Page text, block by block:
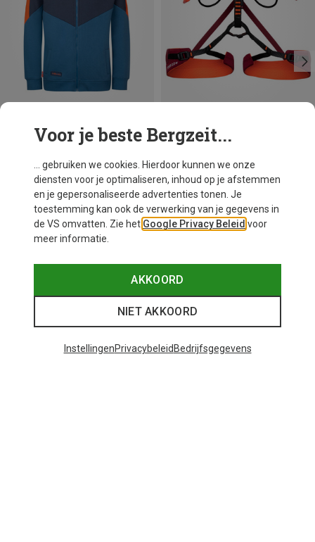
Je bespaart 17%
Voor je beste Bergzeit...
... gebruiken we cookies. Hierdoor kunnen we onze
diensten voor je optimaliseren, inhoud op je afstemmen
en je gepersonaliseerde advertenties tonen. Je
toestemming kan ook de verwerking van je gegevens in
de VS omvatten. Zie het Google Privacy Beleid voor
meer informatie.
AKKOORD
NIET AKKOORD
InstellingenPrivacybeleid Bedrijfsgegevens